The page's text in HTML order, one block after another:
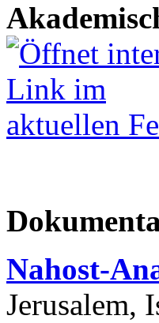
Nahost-
Jerusalem,